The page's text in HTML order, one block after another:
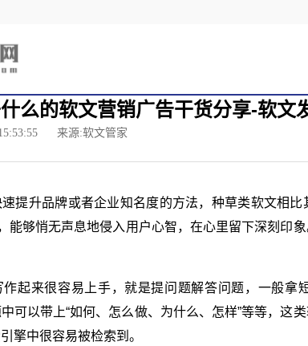
么的软文营销广告干货分享-软文
来源:软文管家
提升品牌或者企业知名度的方法，种草类软文相
能够悄无声息地侵入用户心智，在心里留下深刻印
作起来很容易上手，就是提问题解答问题，一般拿
可以带上“如何、怎么做、为什么、怎样”等等，这
擎中很容易被检索到。